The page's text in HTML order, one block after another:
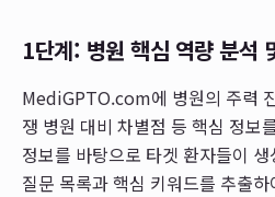
1단계: 병원 핵심 역량 분석
MediGPTO.com에 병원의 주력
쟁 병원 대비 차별점 등 핵심 정보
정보를 바탕으로 타겟 환자들이
질문 목록과 핵심 키워드를 추출